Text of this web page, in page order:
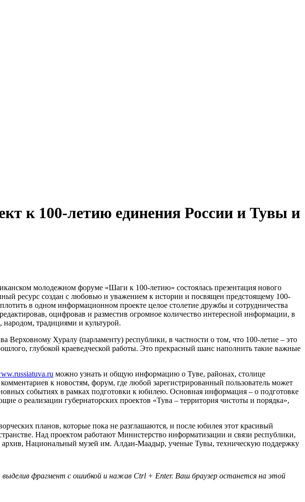
к 100-летию единения России и Тувы и
молодежном форуме «Шаги к 100-летию» состоялась презентация нового
ресурс создан с любовью и уважением к истории и посвящен предстоящему 100-
в одном информационном проекте целое столетие дружбы и сотрудничества
оцифровав и разместив огромное количество интересной информации, в
народом, традициями и культурой.
Верховному Хуралу (парламенту) республики, в частности о том, что 100-летие – это
глубокой краеведческой работы. Это прекрасный шанс наполнить такие важные
можно узнать и общую информацию о Туве, районах, столице
к новостям, форум, где любой зарегистрированный пользователь может
событиях в рамках подготовки к юбилею. Основная информация – о подготовке
о реализации губернаторских проектов «Тува – территория чистоты и порядка»,
планов, которые пока не разглашаются, и после юбилея этот красивый
Над проектом работают Министерство информатизации и связи республики,
Национальный музей им. Алдан-Маадыр, ученые Тувы, техническую поддержку
фрагмент с ошибкой и нажав Ctrl + Enter. Ваш браузер останется на этой